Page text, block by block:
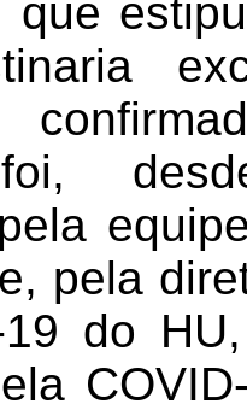
que
foi,
pela
19 do